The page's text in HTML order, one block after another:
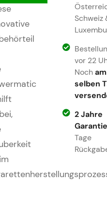
Schweiz
vor 22
Nocham
selben
2 Jahre
Tage